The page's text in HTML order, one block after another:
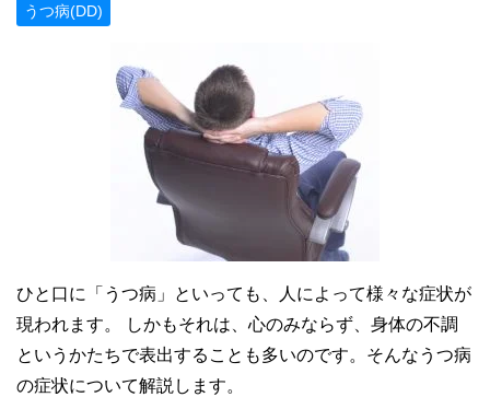
うつ病(DD)
ひと口に「うつ病」といっても、人によって様々な症状が
現われます。 しかもそれは、心のみならず、身体の不調
というかたちで表出することも多いのです。そんなうつ病
の症状について解説します。